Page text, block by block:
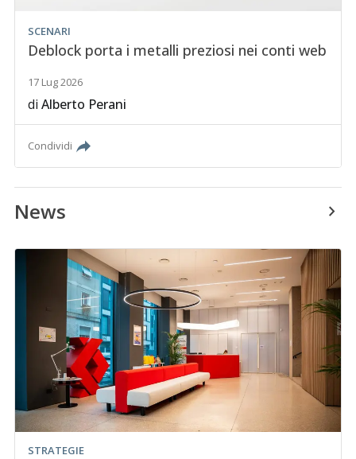
SCENARI
Deblock porta i metalli preziosi nei conti web
17 Lug 2026
diAlberto Perani
Condividi
News
STRATEGIE